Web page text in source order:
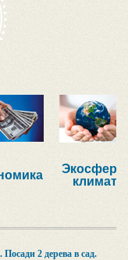
Экосфера,
климат
2 дерева в сад.